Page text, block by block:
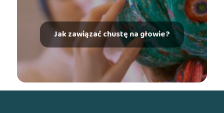
Jak zawiązać chustę na głowie?